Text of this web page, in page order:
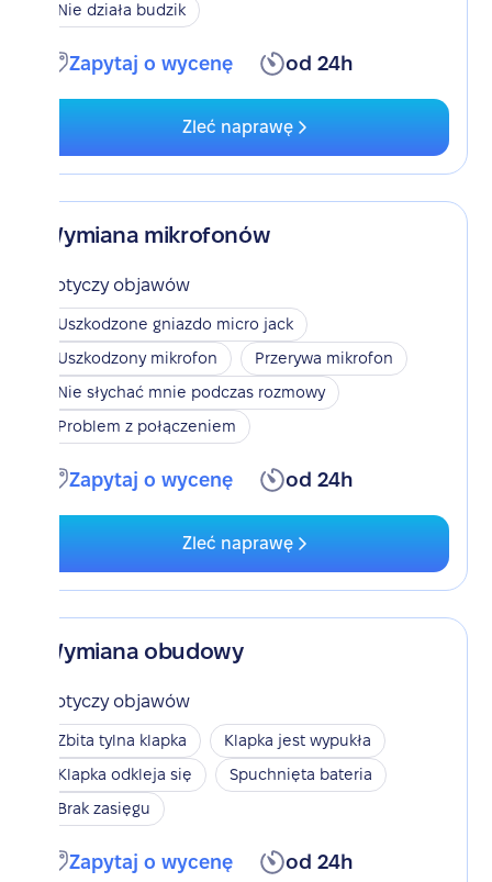
Nie działa budzik
Zapytaj o wycenę od 24h
Zleć naprawę
Wymiana mikrofonów
Dotyczy objawów
Uszkodzone gniazdo micro jack
Uszkodzony mikrofon
Przerywa mikrofon
Nie słychać mnie podczas rozmowy
Problem z połączeniem
Zapytaj o wycenę od 24h
Zleć naprawę
Wymiana obudowy
Dotyczy objawów
Zbita tylna klapka
Klapka jest wypukła
Klapka odkleja się
Spuchnięta bateria
Brak zasięgu
Zapytaj o wycenę od 24h